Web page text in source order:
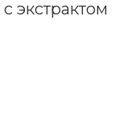
экстрактом